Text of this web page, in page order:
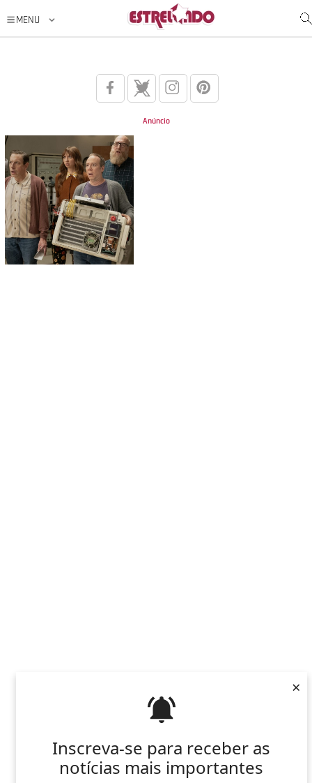
Inscreva-se para receber as
notícias mais importantes
×